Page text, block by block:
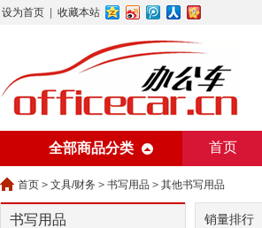
设为首页 收藏本站
全部商品分类 首页
美术用纸
首页 > 文具/财务 > 书写用品 > 其他书写用品
书写用品 销量排行